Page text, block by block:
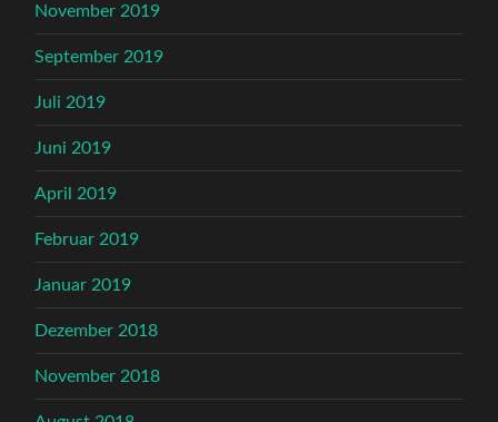
November 2019
September 2019
Juli 2019
Juni 2019
April 2019
Februar 2019
Januar 2019
Dezember 2018
November 2018